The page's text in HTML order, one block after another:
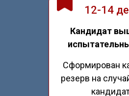
12-14
Кандидат
Сформирован
резерв на